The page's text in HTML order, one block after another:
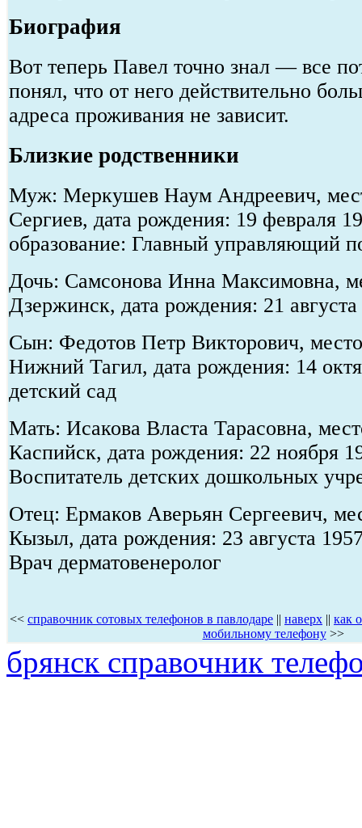
Биография
Вот теперь Павел точно знал — все
понял, что от него действительно
адреса проживания не зависит.
Близкие родственники
Муж: Меркушев Наум Андреевич,
Сергиев, дата рождения: 19 февраля
образование: Главный управляющий
Дочь: Самсонова Инна Максимовна,
Дзержинск, дата рождения: 21
Сын: Федотов Петр Викторович,
Нижний Тагил, дата рождения: 14
детский сад
Мать: Исакова Власта Тарасовна,
Каспийск, дата рождения: 22 ноября
Воспитатель детских дошкольных
Отец: Ермаков Аверьян Сергеевич,
Кызыл, дата рождения: 23 августа
Врач дерматовенеролог
<< справочник сотовых телефонов в павлодаре || наверх || как
мобильному телефону>>
брянск справочник